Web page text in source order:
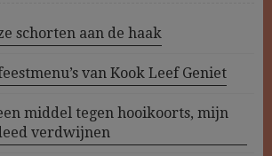
schorten aan de haak
van Kook Leef Geniet
middel tegen hooikoorts, mijn
verdwijnen